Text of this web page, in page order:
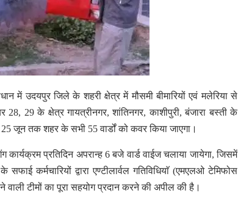
में उदयपुर जिले के शहरी क्षेत्र में मौसमी बीमारियों एवं मलेरिया से
29 के क्षेत्र गायत्रीनगर, शांतिनगर, काशीपुरी, बंजारा बस्ती के
जून तक शहर के सभी 55 वार्डों को कवर किया जाएगा।
कार्यक्रम प्रतिदिन अपरान्ह 6 बजे वार्ड वाईज चलाया जायेगा, जिसमें
सफाई कर्मचारियों द्वारा एण्टीलार्वल गतिविधियाॅ (एमएलओ टेमिफोस
टीमों का पूरा सहयोग प्रदान करने की अपील की है।